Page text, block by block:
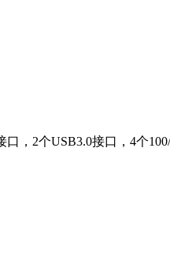
口，2个USB3.0接口，4个